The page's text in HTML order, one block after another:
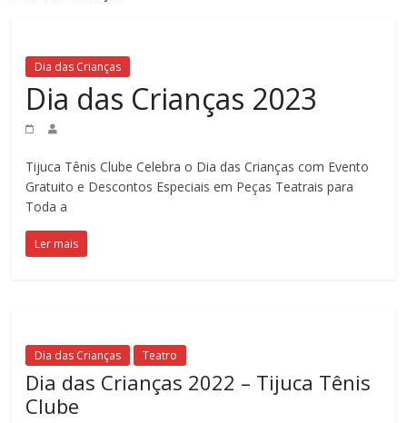
Clube
Seu
portal
de
no
clube.
dança,
Dia das Crianças
Dia das Crianças 2023
Tijuca Tênis Clube Celebra o Dia das Crianças com Evento
Gratuito e Descontos Especiais em Peças Teatrais para
Toda a
Ler mais
Dia das Crianças Teatro
Dia das Crianças 2022 – Tijuca Tênis
Clube